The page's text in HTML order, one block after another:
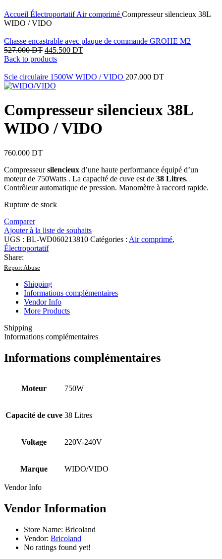
Accueil ÉlectroportatifAir comprimé Compresseur silencieux 38L
WIDO / VIDO
Chasse encastrable avec plaque de commande GROHE M2
527.000DT 445.500 DT
Back to products
Scie circulaire 1500W WIDO / VIDO 207.000 DT
Compresseur silencieux 38L
WIDO / VIDO
760.000 DT
Compresseursilencieux d’une haute performance équipé d’un
moteur de 750Watts . La capacité de cuve est de 38 Litres.
Contrôleur automatique de pression. Manomètre à raccord rapide.
Rupture de stock
Comparer
Ajouter à la liste de souhaits
UGS : BL-WD060213810 Catégories : Air comprimé,
Électroportatif
Share:
Report Abuse
Shipping
Informations complémentaires
Vendor Info
More Products
Shipping
Informations complémentaires
Informations complémentaires
Moteur 750W
Capacité de cuve 38 Litres
Voltage 220V-240V
Marque WIDO/VIDO
Vendor Info
Vendor Information
Store Name: Bricoland
Vendor: Bricoland
No ratings found yet!